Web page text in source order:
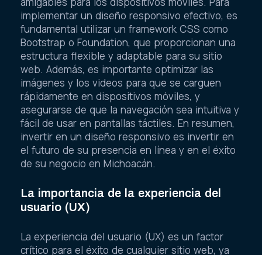
implementar un diseño responsivo efectivo, es
fundamental utilizar un framework CSS como
Bootstrap o Foundation, que proporcionan una
estructura flexible y adaptable para su sitio
web. Además, es importante optimizar las
imágenes y los videos para que se carguen
rápidamente en dispositivos móviles, y
asegurarse de que la navegación sea intuitiva y
fácil de usar en pantallas táctiles. En resumen,
invertir en un diseño responsivo es invertir en
el futuro de su presencia en línea y en el éxito
de su negocio en Michoacán.
La importancia de la experiencia del
usuario (UX)
La experiencia del usuario (UX) es un factor
crítico para el éxito de cualquier sitio web, ya